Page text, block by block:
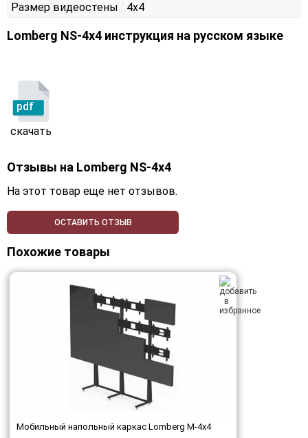
Размер видеостены
4x4
Lomberg NS-4х4 инструкция на русском языке
pdf
скачать
Отзывы на Lomberg NS-4х4
На этот товар еще нет отзывов.
ОСТАВИТЬ ОТЗЫВ
Похожие товары
Мобильный напольный каркас Lomberg M-4х4